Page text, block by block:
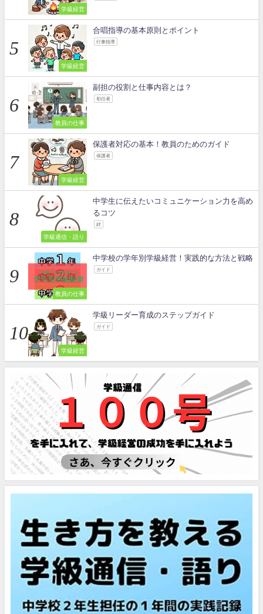
学級経営
学級経営
合唱指導の基本原則とポイント
行事指導
教員の仕事
副担の役割と仕事内容とは？
初任者
学級経営
保護者対応の基本！教員のためのガイド
保護者
学級通信・語り
中学生に伝えたいコミュニケーション力を高め
るコツ
絆
教員の仕事
中学校の学年別学級経営！実践的な方法と戦略
ガイド
学級経営
学級リーダー育成のステップガイド
ガイド